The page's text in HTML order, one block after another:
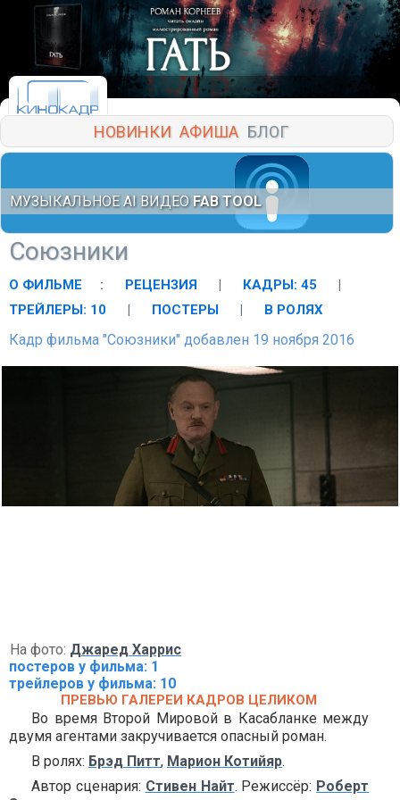
НОВИНКИ АФИША БЛОГ
МУЗЫКАЛЬНОЕ AI ВИДЕО FAB TOOL
Союзники
О ФИЛЬМЕ : РЕЦЕНЗИЯ | КАДРЫ: 45
|
ТРЕЙЛЕРЫ: 10
| ПОСТЕРЫ | В РОЛЯХ
Кадр фильма "Союзники" добавлен 19 ноября 2016
На фото: Джаред Харрис
постеров у фильма: 1
трейлеров у фильма: 10
ПРЕВЬЮ ГАЛЕРЕИ КАДРОВ ЦЕЛИКОМ
Во время Второй Мировой в Касабланке между
двумя агентами закручивается опасный роман.
В ролях: Брэд Питт, Марион Котийяр.
Автор сценария: Стивен Найт. Режиссёр: Роберт